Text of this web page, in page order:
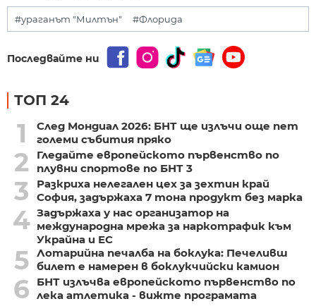
#ураганът "Милтън" #Флорида
Последвайте ни
ТОП 24
1
След Мондиал 2026: БНТ ще излъчи още пет
големи събития пряко
2
Гледайте европейското първенство по
плувни спортове по БНТ 3
3
Разкриха нелегален цех за зехтин край
София, задържаха 7 тона продукт без марка
4 Задържаха у нас организатор на
международна мрежа за наркотрафик към
Украйна и ЕС
5 Лотарийна печалба на боклука: Печеливш
билет е намерен в боклукчийски камион
6
БНТ излъчва европейското първенство по
лека атлетика - вижте програмата